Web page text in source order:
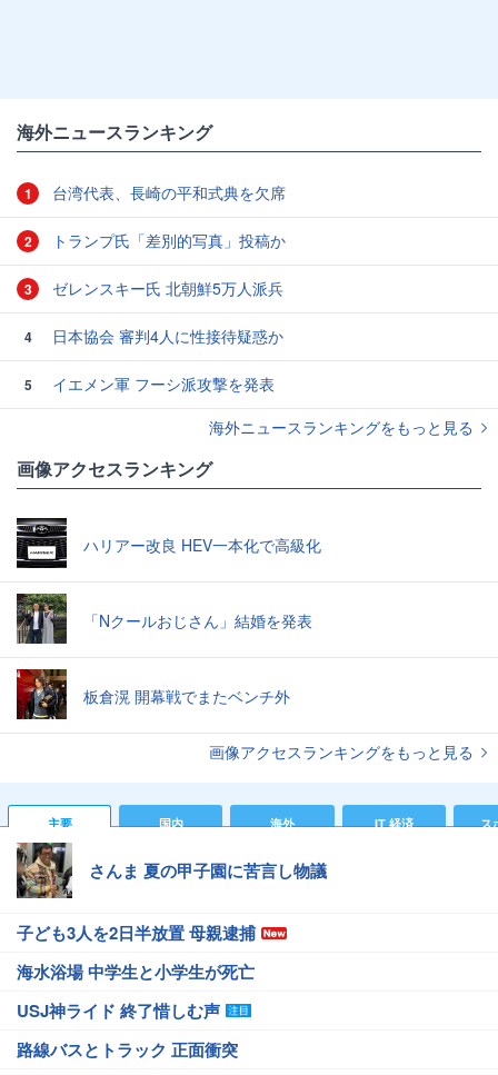
海外ニュースランキング
1 台湾代表、長崎の平和式典を欠席
2 トランプ氏「差別的写真」投稿か
3 ゼレンスキー氏 北朝鮮5万人派兵
4 日本協会 審判4人に性接待疑惑か
5
イエメン軍 フーシ派攻撃を発表
海外ニュースランキングをもっと見る
画像アクセスランキング
ハリアー改良 HEV一本化で高級化
「Nクールおじさん」結婚を発表
板倉滉 開幕戦でまたベンチ外
画像アクセスランキングをもっと見る
主要 国内 海外 IT 経済 ス
さんま 夏の甲子園に苦言し物議
子ども3人を2日半放置 母親逮捕
海水浴場 中学生と小学生が死亡
USJ神ライド 終了惜しむ声
路線バスとトラック 正面衝突